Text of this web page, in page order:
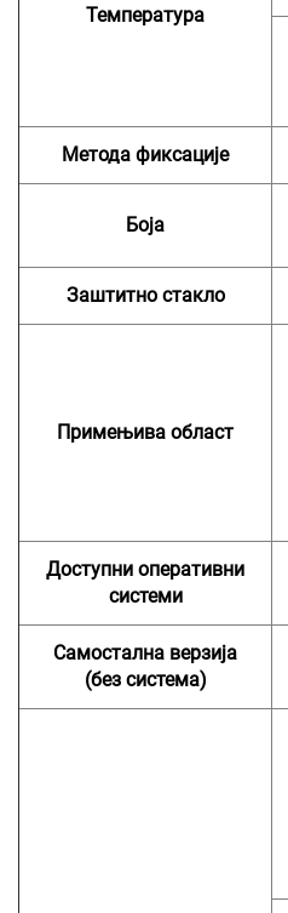
Температура
Метода фиксације
Боја
Заштитно стакло
Примењива област
Доступни оперативни
системи
Самостална верзија
(без система)